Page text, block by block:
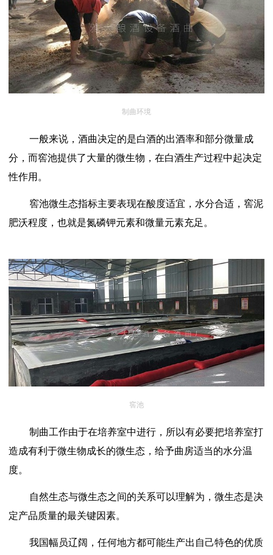
制曲环境
一般来说，酒曲决定的是白酒的出酒率和部分微量成
分，而窖池提供了大量的微生物，在白酒生产过程中起决定
性作用。
窖池微生态指标主要表现在酸度适宜，水分合适，窖泥
肥沃程度，也就是氮磷钾元素和微量元素充足。
窖池
制曲工作由于在培养室中进行，所以有必要把培养室打
造成有利于微生物成长的微生态，给予曲房适当的水分温
度。
自然生态与微生态之间的关系可以理解为，微生态是决
定产品质量的最关键因素。
我国幅员辽阔，任何地方都可能生产出自己特色的优质